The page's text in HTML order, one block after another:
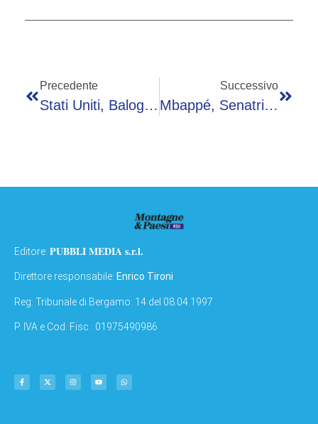
Precedente
Stati Uniti, Balogun Gioca Titolare. Belgio Pronto Al Ricorso?
Successivo
Mbappé, Senatrice Del Paraguy Lo Insulta: Razzismo Dopo I Mondiali
Editore: PUBBLI MEDIA s.r.l.
Direttore responsabile: Enrico Tironi
Reg: Tribunale di Bergamo: 14 del 08.04.1997
P. IVA e Cod. Fisc.: 01975490986